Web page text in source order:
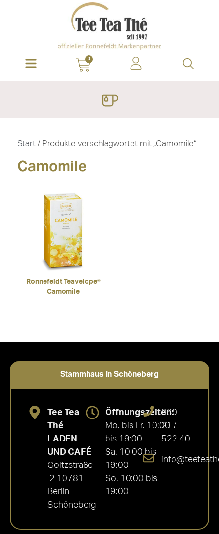
0
Start / Produkte verschlagwortet mit „Camomile“
Camomile
Ronnefeldt Teavelope®
Camomile
Stammhaus in Schöneberg
Tee Tea
Thé
LADEN
UND CAFÉ
Goltzstraße
2 10781
Berlin
Schöneberg
Öffnungszeiten:
Mo. bis Fr. 10:00
bis 19:00
Sa. 10:00 bis
19:00
So. 10:00 bis
19:00
030
217
522 40